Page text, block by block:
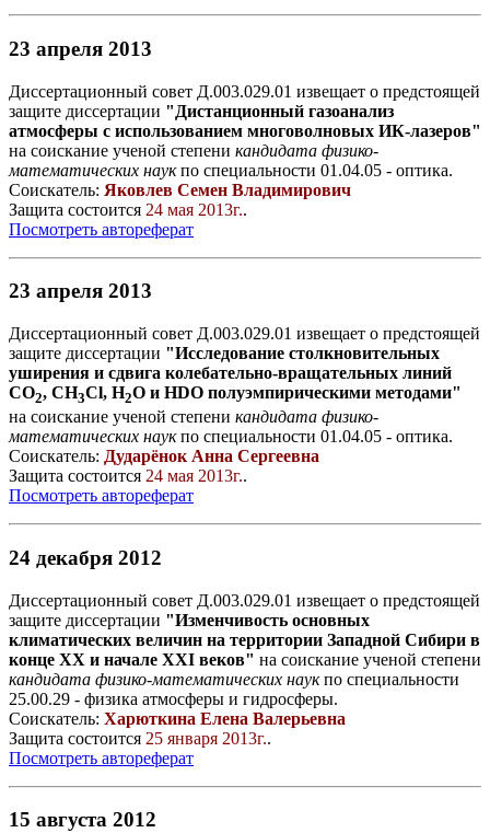
23 апреля 2013
Диссертационный совет Д.003.029.01 извещает о предстоящей
защите диссертации "Дистанционный газоанализ
атмосферы с использованием многоволновых ИК-лазеров"
на соискание ученой степени кандидата физико-
математических наукпо специальности 01.04.05 - оптика.
Соискатель: Яковлев Семен Владимирович
Защита состоится 24 мая 2013г..
Посмотреть автореферат
23 апреля 2013
Диссертационный совет Д.003.029.01 извещает о предстоящей
защите диссертации "Исследование столкновительных
уширения и сдвига колебательно-вращательных линий
CO2, CH3Cl, H2O и HDO полуэмпирическими методами"
на соискание ученой степени кандидата физико-
математических наукпо специальности 01.04.05 - оптика.
Соискатель: Дударёнок Анна Сергеевна
Защита состоится 24 мая 2013г..
Посмотреть автореферат
24 декабря 2012
Диссертационный совет Д.003.029.01 извещает о предстоящей
защите диссертации "Изменчивость основных
климатических величин на территории Западной Сибири в
конце XX и начале XXI веков" на соискание ученой степени
кандидата физико-математических наукпо специальности
25.00.29 - физика атмосферы и гидросферы.
Соискатель: Харюткина Елена Валерьевна
Защита состоится 25 января 2013г..
Посмотреть автореферат
15 августа 2012